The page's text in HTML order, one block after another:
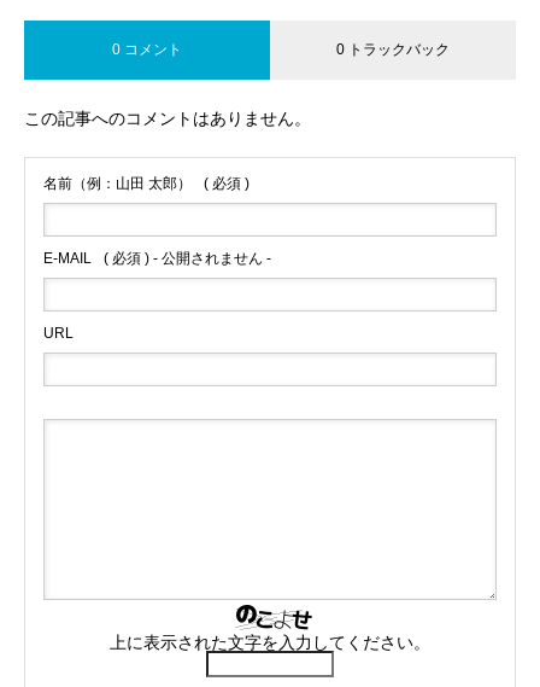
0 コメント 0 トラックバック
この記事へのコメントはありません。
名前（例：山田 太郎） ( 必須 )
E-MAIL ( 必須 ) - 公開されません -
URL
上に表示された文字を入力してください。